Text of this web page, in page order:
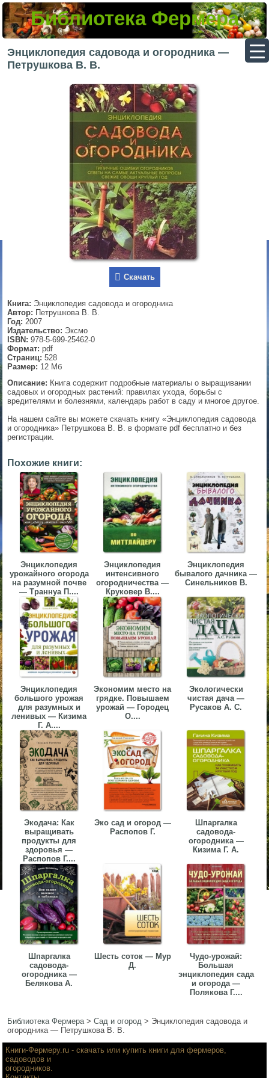
Библиотека Фермера
Энциклопедия садовода и огородника —
Петрушкова В. В.
Скачать
Книга: Энциклопедия садовода и огородника
Автор: Петрушкова В. В.
Год: 2007
Издательство: Эксмо
ISBN: 978-5-699-25462-0
Формат: pdf
Страниц: 528
Размер: 12 Мб
Описание: Книга содержит подробные материалы о выращивании
садовых и огородных растений: правилах ухода, борьбы с
вредителями и болезнями, календарь работ в саду и многое другое.
На нашем сайте вы можете скачать книгу «Энциклопедия садовода
и огородника» Петрушкова В. В. в формате pdf бесплатно и без
регистрации.
Похожие книги:
Энциклопедия
урожайного огорода
на разумной почве
— Траннуа П....
Энциклопедия
интенсивного
огородничества —
Круковер В....
Энциклопедия
бывалого дачника —
Синельников В.
Энциклопедия
большого урожая
для разумных и
ленивых — Кизима
Г. А....
Экономим место на
грядке. Повышаем
урожай — Городец
О....
Экологически
чистая дача —
Русаков А. С.
Экодача: Как
выращивать
продукты для
здоровья —
Распопов Г....
Эко сад и огород —
Распопов Г.
Шпаргалка
садовода-
огородника —
Кизима Г. А.
Шпаргалка
садовода-
огородника —
Белякова А.
Шесть соток — Мур
Д.
Чудо-урожай:
Большая
энциклопедия сада
и огорода —
Полякова Г....
Библиотека Фермера>Сад и огород > Энциклопедия садовода и
огородника — Петрушкова В. В.
▼
▼
▼
▼
▼
▼
▼
Книги-Фермеру.ru - скачать или купить книги для фермеров,
садоводов и
огородников.